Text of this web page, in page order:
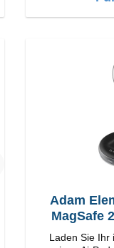
Adam
Laden Sie Ihr